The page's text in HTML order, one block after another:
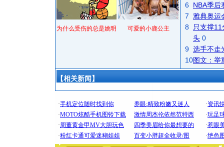
为什么受伤的总是姚明 可爱的小鹿公主
6 NBA季后
7
雅典奥运
8
只支撑
头 0
9 选手不走
10图文：举
【相关新闻】
[圣诞节]
要平安